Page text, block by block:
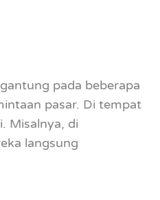
pada beberapa
pasar. Di tempat
Misalnya, di
langsung